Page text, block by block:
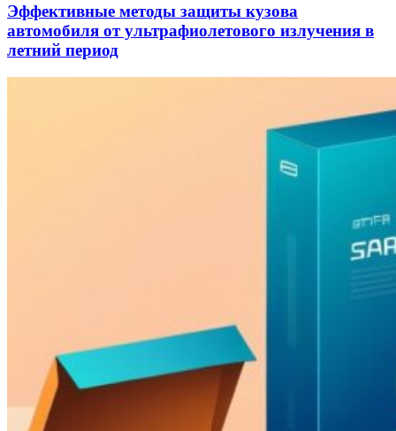
Эффективные методы защиты кузова
автомобиля от ультрафиолетового излучения в
летний период